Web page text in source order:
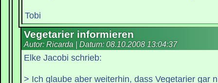
Tobi
Vegetarier informieren
Autor: Ricarda | Datum: 08.10.2008 13:04:37
Elke Jacobi schrieb:
> Ich glaube aber weiterhin, dass Vegetarier gar